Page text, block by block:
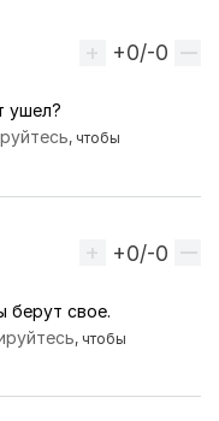
Вверх
+0/-0
ушел?
, чтобы
Zorg
Вверх
+0/-0
берут свое.
, чтобы